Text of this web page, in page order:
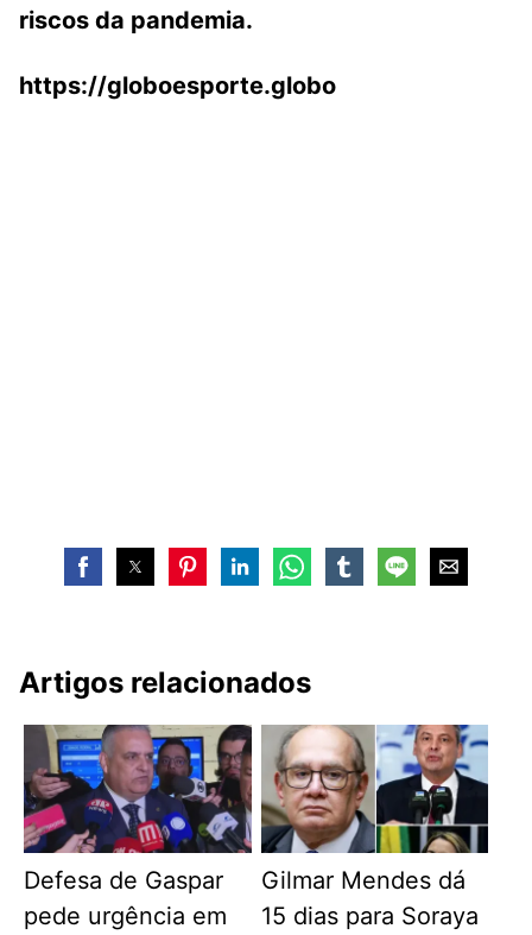
riscos da pandemia.
https://globoesporte.globo
Artigos relacionados
Defesa de Gaspar
pede urgência em
Gilmar Mendes dá
15 dias para Soraya